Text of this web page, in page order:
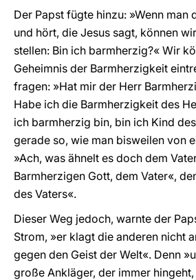
Der Papst fügte hinzu: »Wenn man
und hört, die Jesus sagt, können
stellen: Bin ich barmherzig?« Wir
Geheimnis der Barmherzigkeit
fragen: »Hat mir der Herr
Habe ich die Barmherzigkeit des
ich barmherzig bin, bin ich Kind
gerade so, wie man bisweilen von
»Ach, was ähnelt es doch dem
Barmherzigen Gott, dem Vater«,
des Vaters«.
Dieser Weg jedoch, warnte der
Strom, »er klagt die anderen nicht
gegen den Geist der Welt«. Denn
große Ankläger, der immer